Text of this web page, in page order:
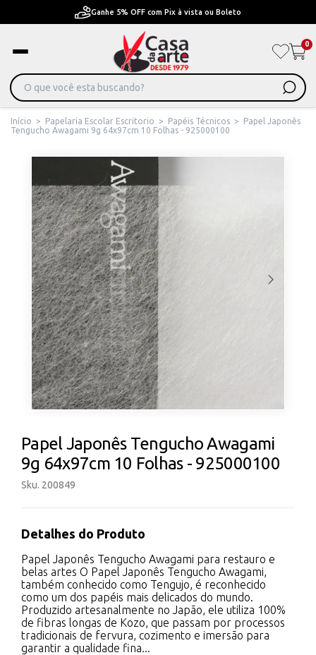
Pague em Até 6x sem juros ou ate 12x com juros
0
Início > Papelaria Escolar Escritorio > Papéis Técnicos >
Papel Japonês
Tengucho Awagami 9g 64x97cm 10 Folhas - 925000100
Papel Japonês Tengucho Awagami
9g 64x97cm 10 Folhas - 925000100
Sku. 200849
Detalhes do Produto
Papel Japonês Tengucho Awagami para restauro e
belas artes O Papel Japonês Tengucho Awagami,
também conhecido como Tengujo, é reconhecido
como um dos papéis mais delicados do mundo.
Produzido artesanalmente no Japão, ele utiliza 100%
de fibras longas de Kozo, que passam por processos
tradicionais de fervura, cozimento e imersão para
garantir a qualidade fina...